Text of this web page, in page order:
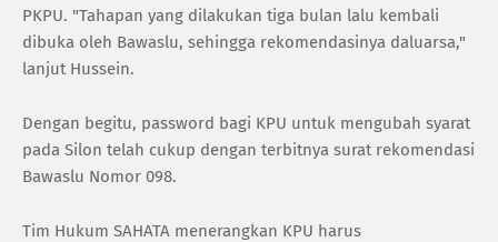
PKPU. "Tahapan yang dilakukan tiga bulan lalu kembali
dibuka oleh Bawaslu, sehingga rekomendasinya daluarsa,"
lanjut Hussein.
Dengan begitu, password bagi KPU untuk mengubah syarat
pada Silon telah cukup dengan terbitnya surat rekomendasi
Bawaslu Nomor 098.
Tim Hukum SAHATA menerangkan KPU harus